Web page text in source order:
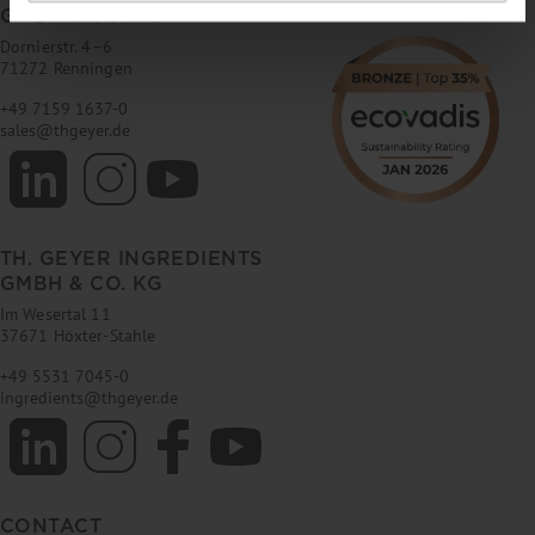
GMBH & CO. KG
Dornierstr. 4–6
71272 Renningen
+49 7159 1637-0
sales@thgeyer.de
TH. GEYER INGREDIENTS
GMBH & CO. KG
Im Wesertal 11
37671 Höxter-Stahle
+49 5531 7045-0
ingredients@thgeyer.de
CONTACT